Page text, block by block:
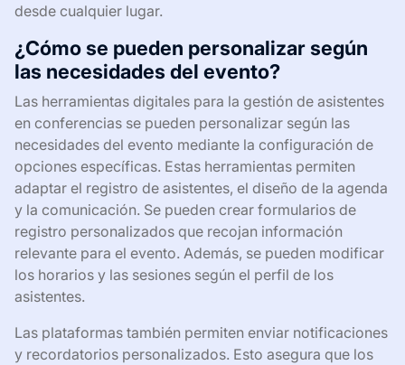
desde cualquier lugar.
¿Cómo se pueden personalizar según
las necesidades del evento?
Las herramientas digitales para la gestión de asistentes
en conferencias se pueden personalizar según las
necesidades del evento mediante la configuración de
opciones específicas. Estas herramientas permiten
adaptar el registro de asistentes, el diseño de la agenda
y la comunicación. Se pueden crear formularios de
registro personalizados que recojan información
relevante para el evento. Además, se pueden modificar
los horarios y las sesiones según el perfil de los
asistentes.
Las plataformas también permiten enviar notificaciones
y recordatorios personalizados. Esto asegura que los